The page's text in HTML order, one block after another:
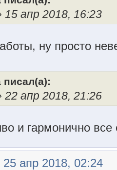
15 апр 2018, 16:23
ну просто
писал(а):
22 апр 2018, 21:26
и гармонично
апр 2018, 02:24